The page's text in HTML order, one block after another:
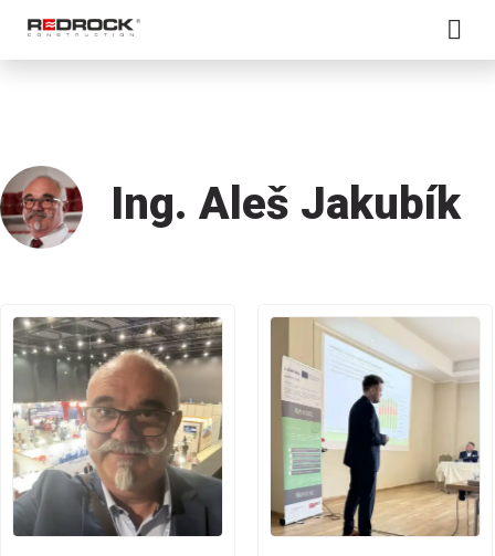
Ing. Aleš Jakubík